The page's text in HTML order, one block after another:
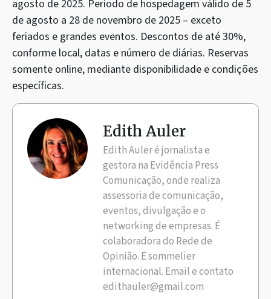
agosto de 2025. Período de hospedagem válido de 5
de agosto a 28 de novembro de 2025 – exceto
feriados e grandes eventos. Descontos de até 30%,
conforme local, datas e número de diárias. Reservas
somente online, mediante disponibilidade e condições
específicas.
Edith Auler
Edith Auler é jornalista e
gestora na Evidência Press
Comunicação, onde realiza
assessoria de comunicação,
eventos, divulgação e o
networking de empresas. É
colaboradora do Rede de
Opinião. E sommelier
internacional. Email e contato
edithauler@gmail.com